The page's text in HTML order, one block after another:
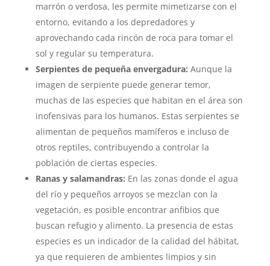
marrón o verdosa, les permite mimetizarse con el
entorno, evitando a los depredadores y
aprovechando cada rincón de roca para tomar el
sol y regular su temperatura.
Serpientes de pequeña envergadura: Aunque la
imagen de serpiente puede generar temor,
muchas de las especies que habitan en el área son
inofensivas para los humanos. Estas serpientes se
alimentan de pequeños mamíferos e incluso de
otros reptiles, contribuyendo a controlar la
población de ciertas especies.
Ranas y salamandras: En las zonas donde el agua
del río y pequeños arroyos se mezclan con la
vegetación, es posible encontrar anfibios que
buscan refugio y alimento. La presencia de estas
especies es un indicador de la calidad del hábitat,
ya que requieren de ambientes limpios y sin